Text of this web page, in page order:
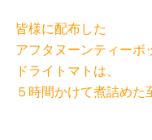
皆様に配布した
アフタヌーンティーボ
ドライトマトは、
５時間かけて煮詰めた